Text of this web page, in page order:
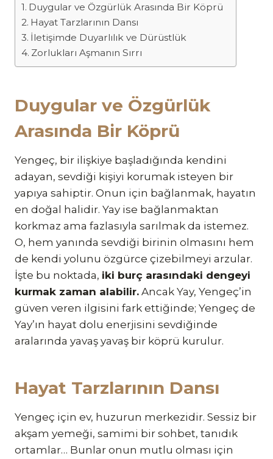
Duygular ve Özgürlük Arasında Bir Köprü
Hayat Tarzlarının Dansı
İletişimde Duyarlılık ve Dürüstlük
Zorlukları Aşmanın Sırrı
Duygular ve Özgürlük
Arasında Bir Köprü
Yengeç, bir ilişkiye başladığında kendini
adayan, sevdiği kişiyi korumak isteyen bir
yapıya sahiptir. Onun için bağlanmak, hayatın
en doğal halidir. Yay ise bağlanmaktan
korkmaz ama fazlasıyla sarılmak da istemez.
O, hem yanında sevdiği birinin olmasını hem
de kendi yolunu özgürce çizebilmeyi arzular.
İşte bu noktada, iki burç arasındaki dengeyi
kurmak zaman alabilir. Ancak Yay, Yengeç’in
güven veren ilgisini fark ettiğinde; Yengeç de
Yay’ın hayat dolu enerjisini sevdiğinde
aralarında yavaş yavaş bir köprü kurulur.
Hayat Tarzlarının Dansı
Yengeç için ev, huzurun merkezidir. Sessiz bir
akşam yemeği, samimi bir sohbet, tanıdık
ortamlar… Bunlar onun mutlu olması için